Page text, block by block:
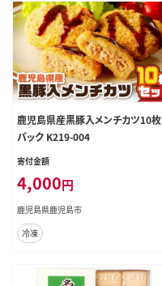
鹿児島県産黒豚入メンチカツ10枚
パック K219-004
寄付金額
4,000円
鹿児島県鹿児島市
冷凍